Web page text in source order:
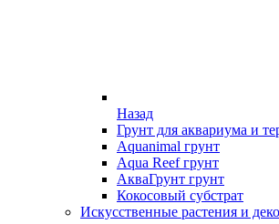
Назад
Грунт для аквариума и
Aquanimal грунт
Aqua Reef грунт
АкваГрунт грунт
Кокосовый субстрат
Искусственные растения и